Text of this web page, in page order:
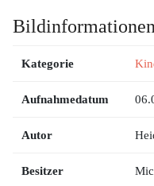
Bildinformationen
Kategorie
Aufnahmedatum
Autor
Besitzer